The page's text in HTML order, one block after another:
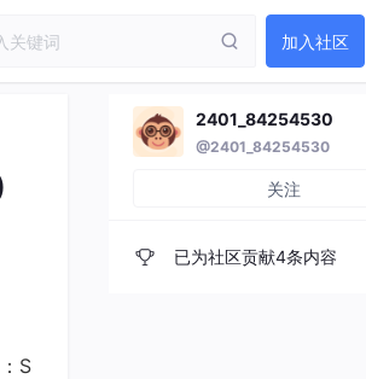
加入社区
S
2401_84254530
@2401_84254530
关注
已为社区贡献4条内容